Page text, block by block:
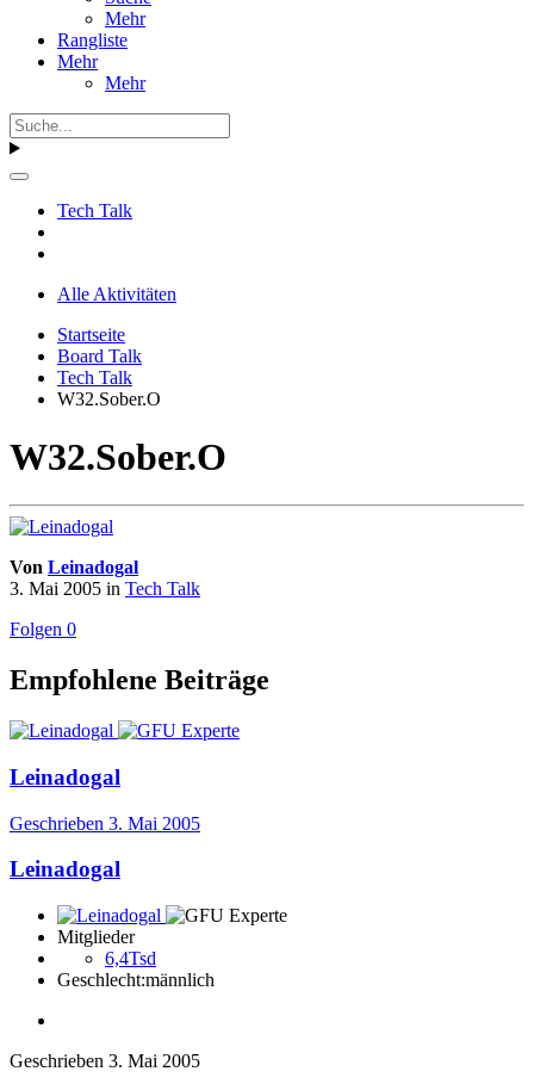
Mehr
Rangliste
Mehr
Mehr
Tech Talk
Alle Aktivitäten
Startseite
Board Talk
Tech Talk
W32.Sober.O
W32.Sober.O
Von Leinadogal
3. Mai 2005 in Tech Talk
Folgen 0
Empfohlene Beiträge
Leinadogal
Geschrieben 3. Mai 2005
Leinadogal
Mitglieder
6,4Tsd
Geschlecht:männlich
Geschrieben 3. Mai 2005